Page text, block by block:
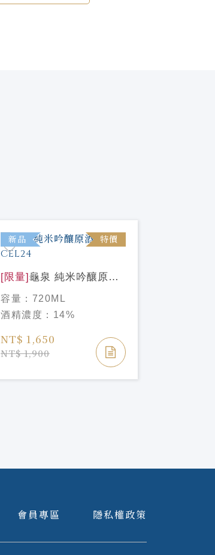
新品 特價
[限量] 龜泉 純米吟釀原酒
CEL24
容量： 720ML
酒精濃度： 14%
NT$ 1,650
NT$ 1,900
會員專區 隱私權政策